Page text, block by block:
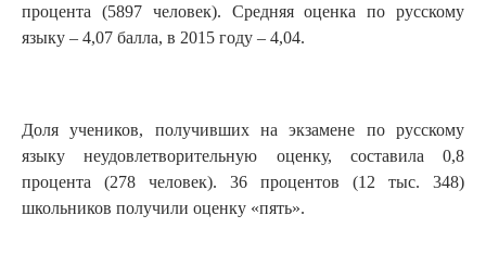
процента (5897 человек). Средняя оценка по русскому
языку – 4,07 балла, в 2015 году – 4,04.
Доля учеников, получивших на экзамене по русскому
языку неудовлетворительную оценку, составила 0,8
процента (278 человек). 36 процентов (12 тыс. 348)
школьников получили оценку «пять».